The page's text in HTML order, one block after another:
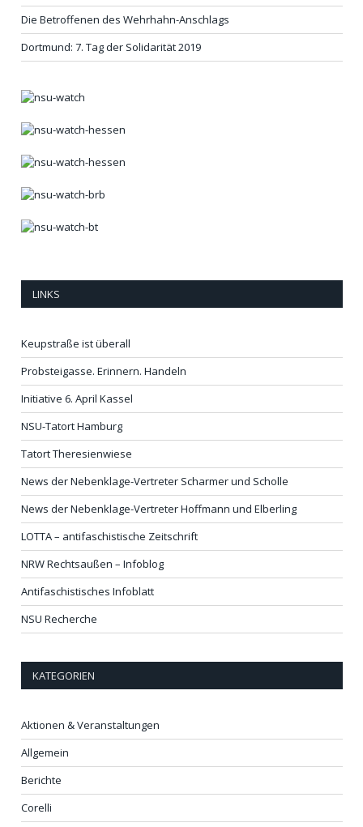
Die Betroffenen des Wehrhahn-Anschlags
Dortmund: 7. Tag der Solidarität 2019
LINKS
Keupstraße ist überall
Probsteigasse. Erinnern. Handeln
Initiative 6. April Kassel
NSU-Tatort Hamburg
Tatort Theresienwiese
News der Nebenklage-Vertreter Scharmer und Scholle
News der Nebenklage-Vertreter Hoffmann und Elberling
LOTTA – antifaschistische Zeitschrift
NRW Rechtsaußen – Infoblog
Antifaschistisches Infoblatt
NSU Recherche
KATEGORIEN
Aktionen & Veranstaltungen
Allgemein
Berichte
Corelli